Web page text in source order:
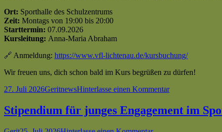
Ort: Sporthalle des Schulzentrums
Zeit: Montags von 19:00 bis 20:00
Starttermin: 07.09.2026
Kursleitung: Anna-Maria Abraham
🔗 Anmeldung: https://www.vfl-lichtenau.de/kursbuchung/
Wir freuen uns, dich schon bald im Kurs begrüßen zu dürfen!
Veröffentlicht
27. Juli 2026Autor
GeritKategorien
newsHinterlasse einen Kommentarzu
„Mobilisation
Stipendium für junges Engagement im